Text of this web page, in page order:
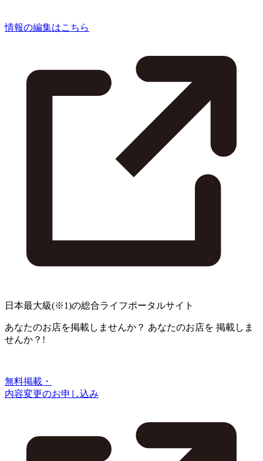
情報の編集はこちら
日本最大級(※1)の総合ライフポータルサイト
あなたのお店を掲載しませんか？ あなたのお店を 掲載しま
せんか？!
無料掲載・
内容変更のお申し込み